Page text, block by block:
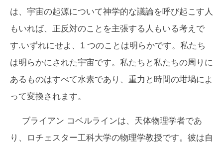
は、宇宙の起源について神学的な議論を呼び起こす人
もいれば、正反対のことを主張する人もいる考えで
す.いずれにせよ、1 つのことは明らかです。私たち
は明らかにされた宇宙です。私たちと私たちの周りに
あるものはすべて水素であり、重力と時間の坩堝によ
って変換されます。
ブライアン コベルラインは、天体物理学者であ
り、ロチェスター工科大学の物理学教授です。彼は自